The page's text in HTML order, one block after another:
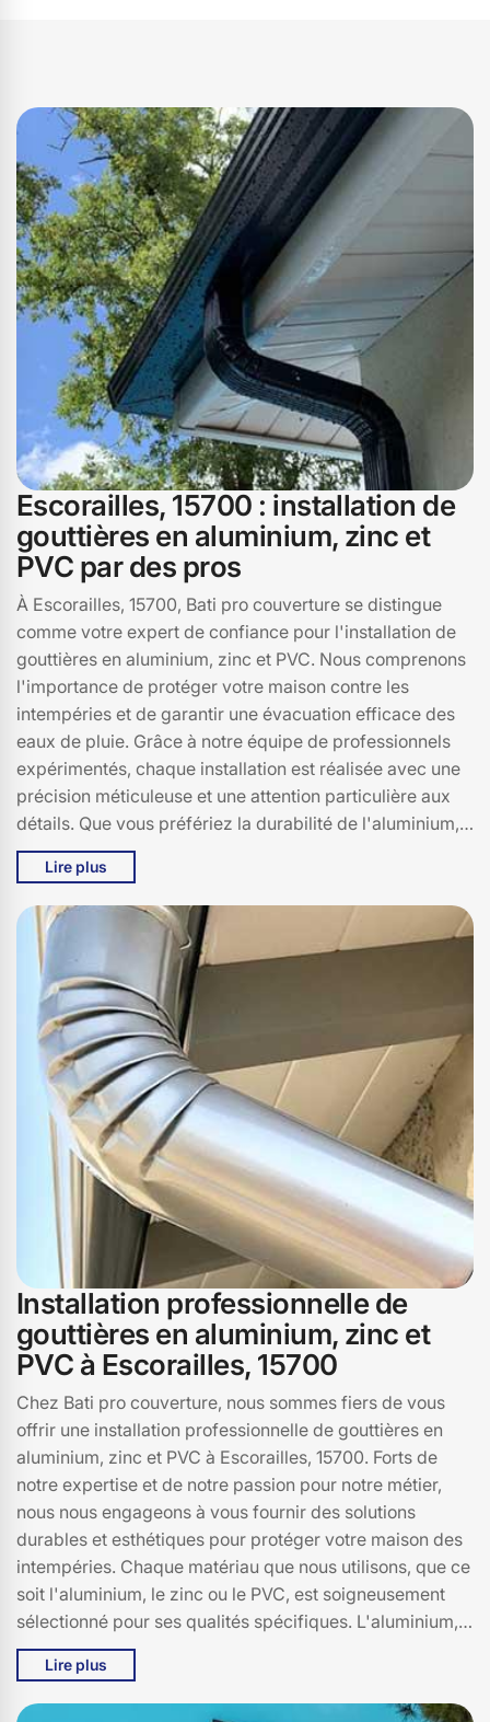
Escorailles, 15700 : installation de
gouttières en aluminium, zinc et
PVC par des pros
À Escorailles, 15700, Bati pro couverture se distingue
comme votre expert de confiance pour l'installation de
gouttières en aluminium, zinc et PVC. Nous comprenons
l'importance de protéger votre maison contre les
intempéries et de garantir une évacuation efficace des
eaux de pluie. Grâce à notre équipe de professionnels
expérimentés, chaque installation est réalisée avec une
précision méticuleuse et une attention particulière aux
détails. Que vous préfériez la durabilité de l'aluminium,
la robustesse du zinc ou la flexibilité du PVC, nous avons
des solutions adaptées à tous les styles de maison et à
tous les budgets. Chez Bati pro couverture, nous nous
engageons à vous offrir des services de haute qualité,
combinant expertise technique et matériaux de premier
choix. Faites confiance à Bati pro couverture pour des
gouttières qui allient esthétisme et fonctionnalité à
Escorailles, 15700.
Lire plus
Installation professionnelle de
gouttières en aluminium, zinc et
PVC à Escorailles, 15700
Chez Bati pro couverture, nous sommes fiers de vous
offrir une installation professionnelle de gouttières en
aluminium, zinc et PVC à Escorailles, 15700. Forts de
notre expertise et de notre passion pour notre métier,
nous nous engageons à vous fournir des solutions
durables et esthétiques pour protéger votre maison des
intempéries. Chaque matériau que nous utilisons, que ce
soit l'aluminium, le zinc ou le PVC, est soigneusement
sélectionné pour ses qualités spécifiques. L'aluminium,
léger et résistant, le zinc, élégant et intemporel, et le
PVC, pratique et économique, répondent à des besoins
variés. Nous comprenons l'importance d'une installation
Lire plus